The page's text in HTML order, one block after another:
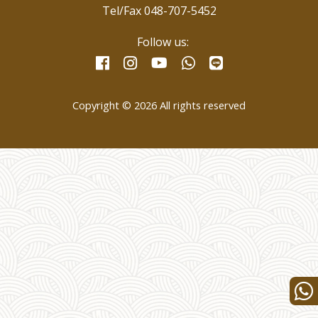
Tel/Fax 048-707-5452
Follow us:
facebookinstagramyoutubewhatsapp
Copyright © 2026 All rights reserved
us
for